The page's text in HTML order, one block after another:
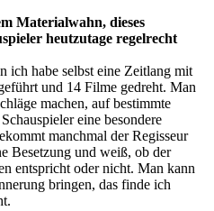
Materialwahn, dieses
heutzutage regelrecht
ich habe selbst eine Zeitlang mit
und 14 Filme gedreht. Man
machen, auf bestimmte
eine besondere
manchmal der Regisseur
Besetzung und weiß, ob der
entspricht oder nicht. Man kann
bringen, das finde ich